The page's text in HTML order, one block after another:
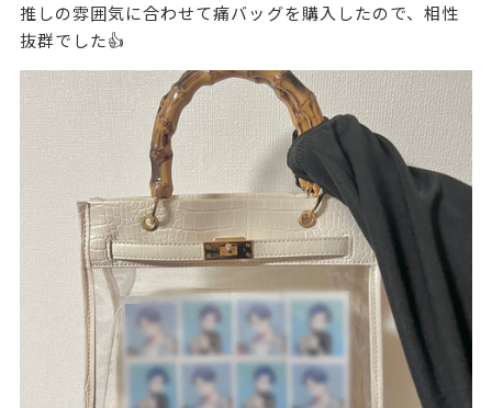
推しの雰囲気に合わせて痛バッグを購入したので、相性
抜群でした👍